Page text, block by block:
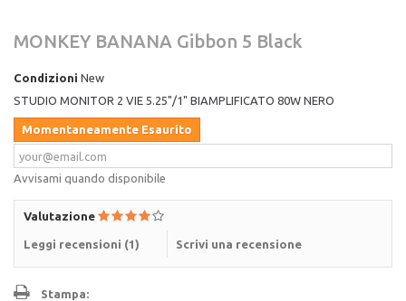
MONKEY BANANA Gibbon 5 Black
Condizioni New
STUDIO MONITOR 2 VIE 5.25"/1" BIAMPLIFICATO 80W NERO
Momentaneamente Esaurito
Avvisami quando disponibile
Valutazione
Leggi recensioni (1) Scrivi una recensione
Stampa: